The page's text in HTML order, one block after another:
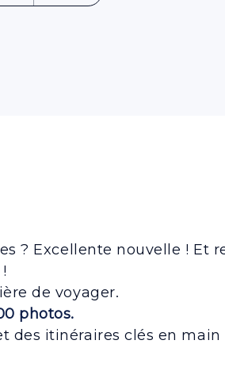
? Excellente nouvelle ! Et
de voyager.
photos.
des itinéraires clés en main